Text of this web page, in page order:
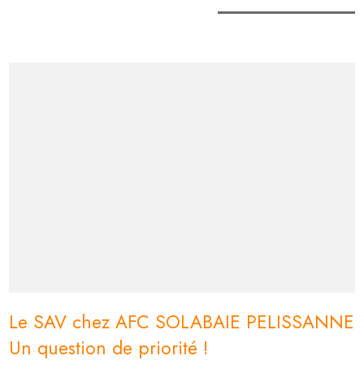
Le SAV chez AFC SOLABAIE PELISSANNE
Un question de priorité !